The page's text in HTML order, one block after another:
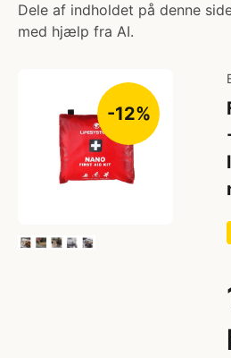
Dele af indholdet på denne
med hjælp fra AI.
-12%